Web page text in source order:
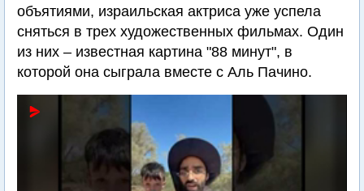
объятиями, израильская актриса уже успела
сняться в трех художественных фильмах. Один
из них – известная картина "88 минут", в
которой она сыграла вместе с Аль Пачино.